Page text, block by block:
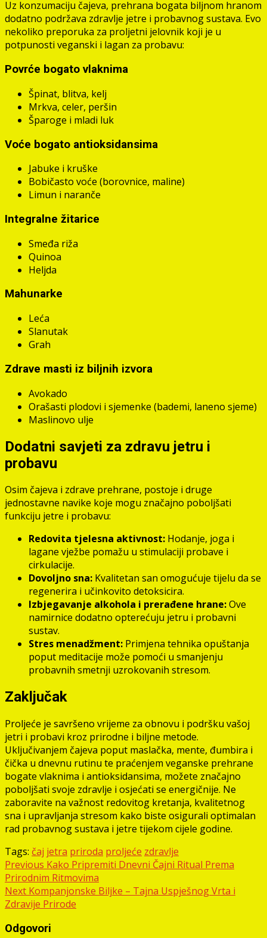
Uz konzumaciju čajeva, prehrana bogata biljnom hranom
dodatno podržava zdravlje jetre i probavnog sustava. Evo
nekoliko preporuka za proljetni jelovnik koji je u
potpunosti veganski i lagan za probavu:
Povrće bogato vlaknima
Špinat, blitva, kelj
Mrkva, celer, peršin
Šparoge i mladi luk
Voće bogato antioksidansima
Jabuke i kruške
Bobičasto voće (borovnice, maline)
Limun i naranče
Integralne žitarice
Smeđa riža
Quinoa
Heljda
Mahunarke
Leća
Slanutak
Grah
Zdrave masti iz biljnih izvora
Avokado
Orašasti plodovi i sjemenke (bademi, laneno sjeme)
Maslinovo ulje
Dodatni savjeti za zdravu jetru i
probavu
Osim čajeva i zdrave prehrane, postoje i druge
jednostavne navike koje mogu značajno poboljšati
funkciju jetre i probavu:
Redovita tjelesna aktivnost: Hodanje, joga i
lagane vježbe pomažu u stimulaciji probave i
cirkulacije.
Dovoljno sna: Kvalitetan san omogućuje tijelu da se
regenerira i učinkovito detoksicira.
Izbjegavanje alkohola i prerađene hrane:Ove
namirnice dodatno opterećuju jetru i probavni
sustav.
Stres menadžment: Primjena tehnika opuštanja
poput meditacije može pomoći u smanjenju
probavnih smetnji uzrokovanih stresom.
Zaključak
Proljeće je savršeno vrijeme za obnovu i podršku vašoj
jetri i probavi kroz prirodne i biljne metode.
Uključivanjem čajeva poput maslačka, mente, đumbira i
čička u dnevnu rutinu te praćenjem veganske prehrane
bogate vlaknima i antioksidansima, možete značajno
poboljšati svoje zdravlje i osjećati se energičnije. Ne
zaboravite na važnost redovitog kretanja, kvalitetnog
sna i upravljanja stresom kako biste osigurali optimalan
rad probavnog sustava i jetre tijekom cijele godine.
Tags: čaj jetra priroda proljeće zdravlje
Post
navigation
Previous Kako Pripremiti Dnevni Čajni Ritual Prema
Prirodnim Ritmovima
Next Kompanjonske Biljke – Tajna Uspješnog Vrta i
Zdravije Prirode
Odgovori